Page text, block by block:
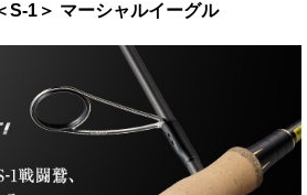
S-1＞ マーシャルイーグル